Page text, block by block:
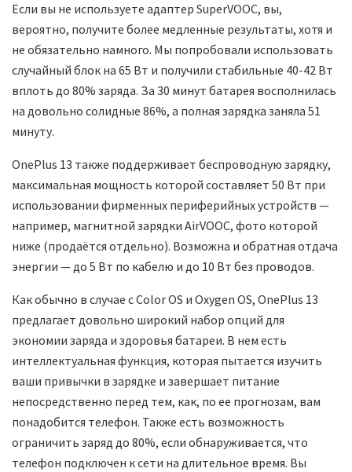
Если вы не используете адаптер SuperVOOC, вы,
вероятно, получите более медленные результаты, хотя и
не обязательно намного. Мы попробовали использовать
случайный блок на 65 Вт и получили стабильные 40-42 Вт
вплоть до 80% заряда. За 30 минут батарея восполнилась
на довольно солидные 86%, а полная зарядка заняла 51
минуту.
OnePlus 13 также поддерживает беспроводную зарядку,
максимальная мощность которой составляет 50 Вт при
использовании фирменных периферийных устройств —
например, магнитной зарядки AirVOOC, фото которой
ниже (продаётся отдельно). Возможна и обратная отдача
энергии — до 5 Вт по кабелю и до 10 Вт без проводов.
Как обычно в случае с Color OS и Oxygen OS, OnePlus 13
предлагает довольно широкий набор опций для
экономии заряда и здоровья батареи. В нем есть
интеллектуальная функция, которая пытается изучить
ваши привычки в зарядке и завершает питание
непосредственно перед тем, как, по ее прогнозам, вам
понадобится телефон. Также есть возможность
ограничить заряд до 80%, если обнаруживается, что
телефон подключен к сети на длительное время. Вы